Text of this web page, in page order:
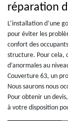
réparation
L’installation d’une
pour éviter les
confort des
structure. Pour cela,
d’anormales au
Couverture 63, un
Nous saurons nous
Pour obtenir un
à votre disposition